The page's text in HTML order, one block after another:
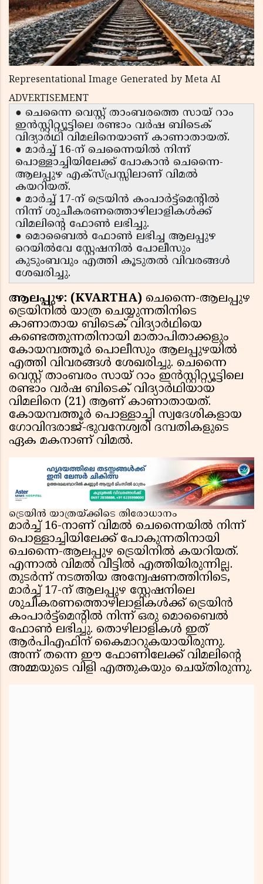
Representational Image Generated by Meta AI
ADVERTISEMENT
● ചെന്നൈ വെസ്റ്റ് താംബരത്തെ സായ് റാം
ഇൻസ്റ്റിറ്റ്യൂട്ടിലെ രണ്ടാം വർഷ ബിടെക്
വിദ്യാർഥി വിമലിനെയാണ് കാണാതായത്.
● മാർച്ച് 16-ന് ചെന്നൈയിൽ നിന്ന്
പൊള്ളാച്ചിയിലേക്ക് പോകാൻ ചെന്നൈ-
ആലപ്പുഴ എക്സ്പ്രസ്സിലാണ് വിമൽ
കയറിയത്.
● മാർച്ച് 17-ന് ട്രെയിൻ കംപാർട്ട്മെന്റിൽ
നിന്ന് ശുചീകരണത്തൊഴിലാളികൾക്ക്
വിമലിന്റെ ഫോൺ ലഭിച്ചു.
● മൊബൈല്‍ ഫോൺ ലഭിച്ച ആലപ്പുഴ
റെയിൽവേ സ്റ്റേഷനിൽ പോലീസും
കുടുംബവും എത്തി കൂടുതൽ വിവരങ്ങൾ
ശേഖരിച്ചു.
ആലപ്പുഴ: (KVARTHA) ചെന്നൈ-ആലപ്പുഴ
ട്രെയിനിൽ യാത്ര ചെയ്യുന്നതിനിടെ
കാണാതായ ബിടെക് വിദ്യാർഥിയെ
കണ്ടെത്തുന്നതിനായി മാതാപിതാക്കളും
കോയമ്പത്തൂർ പൊലീസും ആലപ്പുഴയിൽ
എത്തി വിവരങ്ങൾ ശേഖരിച്ചു. ചെന്നൈ
വെസ്റ്റ് താംബരം സായ് റാം ഇൻസ്റ്റിറ്റ്യൂട്ടിലെ
രണ്ടാം വർഷ ബിടെക് വിദ്യാർഥിയായ
വിമലിനെ (21) ആണ് കാണാതായത്.
കോയമ്പത്തൂർ പൊള്ളാച്ചി സ്വദേശികളായ
ഗോവിന്ദരാജ്-ഭുവനേശ്വരി ദമ്പതികളുടെ
ഏക മകനാണ് വിമൽ.
ട്രെയിൻ യാത്രയ്ക്കിടെ തിരോധാനം
മാർച്ച് 16-നാണ് വിമൽ ചെന്നൈയിൽ നിന്ന്
പൊള്ളാച്ചിയിലേക്ക് പോകുന്നതിനായി
ചെന്നൈ-ആലപ്പുഴ ട്രെയിനിൽ കയറിയത്.
എന്നാൽ വിമൽ വീട്ടിൽ എത്തിയിരുന്നില്ല.
തുടർന്ന് നടത്തിയ അന്വേഷണത്തിനിടെ,
മാർച്ച് 17-ന് ആലപ്പുഴ സ്റ്റേഷനിലെ
ശുചീകരണത്തൊഴിലാളികൾക്ക് ട്രെയിൻ
കംപാർട്ട്മെൻ്റിൽ നിന്ന് ഒരു മൊബൈൽ
ഫോൺ ലഭിച്ചു. തൊഴിലാളികൾ ഇത്
ആർപിഎഫിന് കൈമാറുകയായിരുന്നു.
അന്ന് തന്നെ ഈ ഫോണിലേക്ക് വിമലിൻ്റെ
അമ്മയുടെ വിളി എത്തുകയും ചെയ്തിരുന്നു.